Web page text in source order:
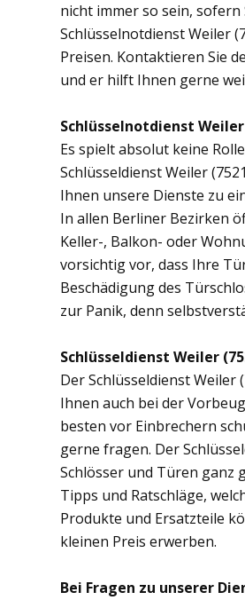
nicht immer so sein,
Schlüsselnotdienst Weiler
Preisen. Kontaktieren Sie
und er hilft Ihnen gerne
Schlüsselnotdienst
Es spielt absolut keine
Schlüsseldienst Weiler
Ihnen unsere Dienste zu
In allen Berliner Bezirken
Keller-, Balkon- oder
vorsichtig vor, dass Ihre
Beschädigung des
zur Panik, denn
Schlüsseldienst Weiler
Der Schlüsseldienst
Ihnen auch bei der
besten vor Einbrechern
gerne fragen. Der
Schlösser und Türen ganz
Tipps und Ratschläge,
Produkte und Ersatzteile
kleinen Preis erwerben.
Bei Fragen zu unserer